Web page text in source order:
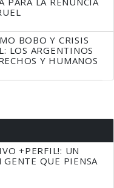
BOBO Y CRISIS
LOS ARGENTINOS
Y HUMANOS
+PERFIL!: UN
GENTE QUE PIENSA